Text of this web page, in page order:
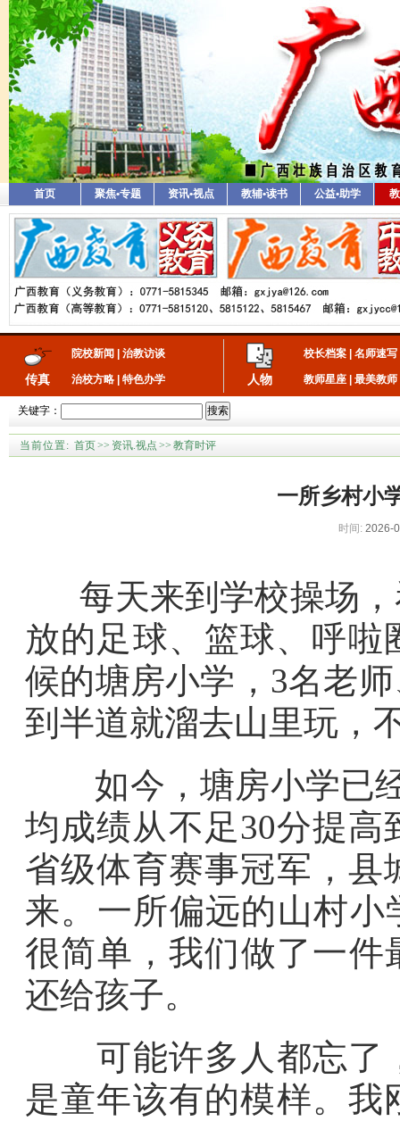
首页 聚焦•专题 资讯•视点 教辅•读书 公益•助学
传真
院校新闻 治教访谈
治校方略 特色办学 人物
校长档案 名师速写
教师星座 最美教师
关键字： 搜索
当前位置: 首页>> 资讯.视点 >> 教育时评
一所乡村小
时间: 2026-
每天来到学校操场，
放的足球、篮球、呼啦
候的塘房小学，3名老
到半道就溜去山里玩，
如今，塘房小学已经
均成绩从不足30分提高
省级体育赛事冠军，县
来。一所偏远的山村小
很简单，我们做了一
还给孩子。
可能许多人都忘了
是童年该有的模样。